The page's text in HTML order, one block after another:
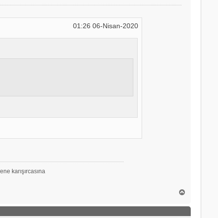
01:26 06-Nisan-2020
karışırcasına
ş
a